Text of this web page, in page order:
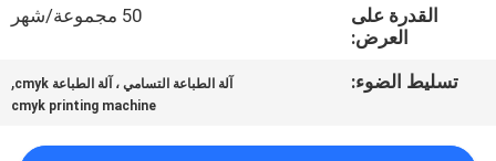
اتصلالقدرة على
العرض:
50 مجموعة/شهر
تسليط الضوء: آلة الطباعة التسامي ، آلة الطباعة cmyk ,
cmyk printing machine